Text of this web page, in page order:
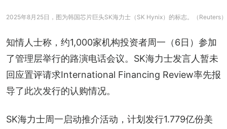
2025年8月25日，图为韩国芯片巨头SK海力士（SK Hynix）的标志。（Reuters）
知情人士称，约1,000家机构投资者周一（6日）参加
了管理层举行的路演电话会议。SK海力士发言人暂未
回应置评请求International Financing Review率先报
导了此次发行的认购情况。
SK海力士周一启动推介活动，计划发行1.779亿份美